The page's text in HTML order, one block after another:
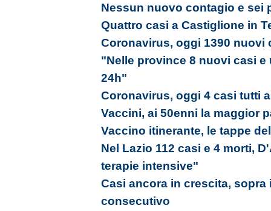
Nessun nuovo contagio e sei
Quattro casi a Castiglione in
Coronavirus, oggi 1390 nuovi
"Nelle province 8 nuovi casi
24h"
Coronavirus, oggi 4 casi tutti
Vaccini, ai 50enni la maggior
Vaccino itinerante, le tappe
Nel Lazio 112 casi e 4 morti,
terapie intensive"
Casi ancora in crescita,
consecutivo